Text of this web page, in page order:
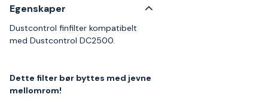
Egenskaper
Dustcontrol finfilter kompatibelt
med Dustcontrol DC2500.
Dette filter bør byttes med jevne
mellomrom!